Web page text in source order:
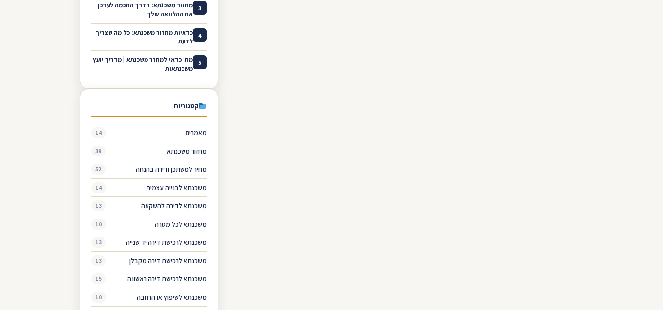
3
מחזור משכנתא: הדרך החכמה לעדכן
את ההלוואה שלך
4
כדאיות מחזור משכנתא: כל מה שצריך
לדעת
5
מתי כדאי למחזר משכנתא | מדריך יועץ
משכנתאות
קטגוריות
מאמרים 14
מחזור משכנתא 39
מחיר למשתכן ודירה בהנחה 52
משכנתא לבנייה עצמית 14
משכנתא לדירה להשקעה 13
משכנתא לכל מטרה 10
משכנתא לרכישת דירה יד שנייה 13
משכנתא לרכישת דירה מקבלן 13
משכנתא לרכישת דירה ראשונה 15
משכנתא לשיפוץ או הרחבה 10